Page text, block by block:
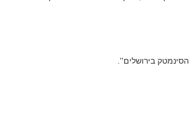
בירושלים''.